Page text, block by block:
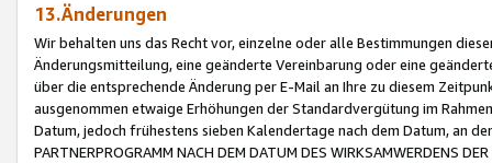
13.Änderungen
Wir behalten uns das Recht vor, einzelne oder alle Bestimmungen
Änderungsmitteilung, eine geänderte Vereinbarung oder eine
über die entsprechende Änderung per E-Mail an Ihre zu diesem
ausgenommen etwaige Erhöhungen der Standardvergütung im
Datum, jedoch frühestens sieben Kalendertage nach dem Datum, an
PARTNERPROGRAMM NACH DEM DATUM DES WIRKSAMWERDENS